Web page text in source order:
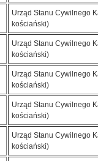
Urząd Stanu Cywilnego
kościański)
Urząd Stanu Cywilnego
kościański)
Urząd Stanu Cywilnego
kościański)
Urząd Stanu Cywilnego
kościański)
Urząd Stanu Cywilnego
kościański)